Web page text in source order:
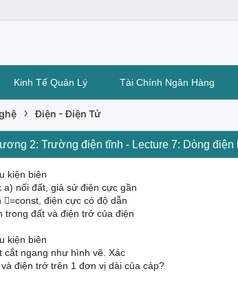
Kinh Tế Quản Lý Tài Chính Ngân Hàng
› Điện - Điện Tử
2: Trường điện tĩnh - Lecture 7: Dòng điện
kiện biên
nối đất, giả sử điện cực gần
điện cực có độ dẫn
trong đất và điện trở của điện
kiện biên
cắt ngang như hình vẽ. Xác
điện trở trên 1 đơn vị dài của cáp?